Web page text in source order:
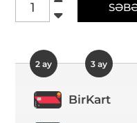
2 ay 3 ay
BirKart